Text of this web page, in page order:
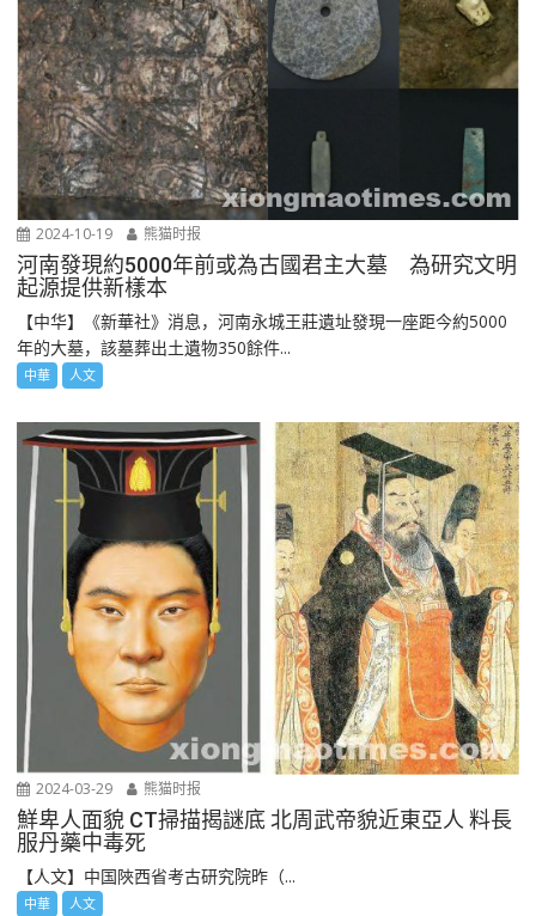
2024-10-19 熊猫时报
河南發現約5000年前或為古國君主大墓 為研究文明
起源提供新樣本
【中华】《新華社》消息，河南永城王莊遺址發現一座距今約5000
年的大墓，該墓葬出土遺物350餘件...
中華 人文
2024-03-29 熊猫时报
鮮卑人面貌 CT掃描揭謎底 北周武帝貌近東亞人 料長
服丹藥中毒死
【人文】中国陜西省考古研究院昨（...
中華 人文